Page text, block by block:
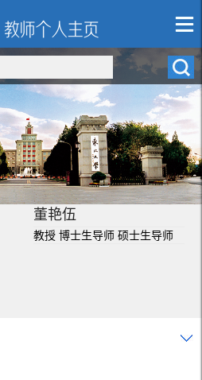
董艳伍
教授 博士生导师 硕士生导师